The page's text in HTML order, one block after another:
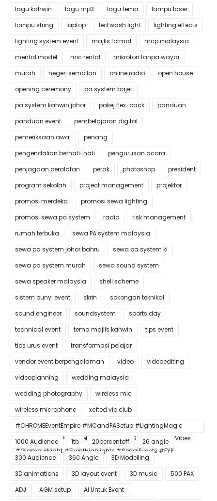
lagu kahwin lagu mp3 lagu tema
lampu laser
lampu string
laptop led wash light
lighting effects
lighting system event
majlis formal
mcp malaysia
mental model
mic rental
mikrofon tanpa wayar
murah
negeri sembilan online radio
open house
opening ceremony
pa system bajet
pa system kahwin johor
pakej flex-pack
panduan
panduan event
pembelajaran digital
pemeriksaan awal
penang
pengendalian berhati-hati
pengurusan acara
penjagaan peralatan
perak photoshop
president
program sekolah
project management
projektor
promosi merdeka
promosi sewa lighting
promosi sewa pa system
radio
risk management
rumah terbuka
sewa PA system malaysia
sewa pa system johor bahru
sewa pa system kl
sewa pa system murah
sewa sound system
sewa speaker malaysia
shell scheme
sistem bunyi event
skrin
sokongan teknikal
sound engineer
soundsystem
sports day
technical event
tema majlis kahwin
tips event
tips urus event
transformasi pelajar
vendor event berpengalaman
video
videoediting
videoplanning
wedding malaysia
wedding photography
wireless mic
wireless microphone
xcited vip club
#CHROMEEventEmpire #MCandPASetup #LightingMagic
#ConfettiBlast #SmokeEffect #ProEventSetup #DinnerVibes
#GlamourNight #EventHighlights #SenaiEvents #FYP
1000 Audience 1tb 20percentoff
26 angle
300 Audience
360 Angle
3D Modelling
3D animations
3D layout event 3D music
500 PAX
ADJ
AGM setup
AI Untuk Event